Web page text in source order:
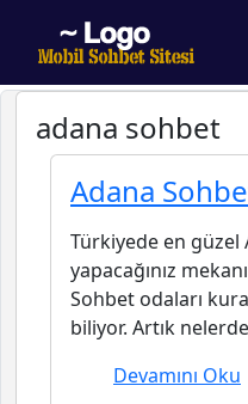
adana sohbet
Adana
Türkiyede en güzel
yapacağınız
Sohbet odaları
biliyor. Artık
Devamını Oku